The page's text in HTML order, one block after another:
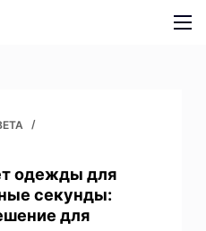
одежды для
секунды:
для